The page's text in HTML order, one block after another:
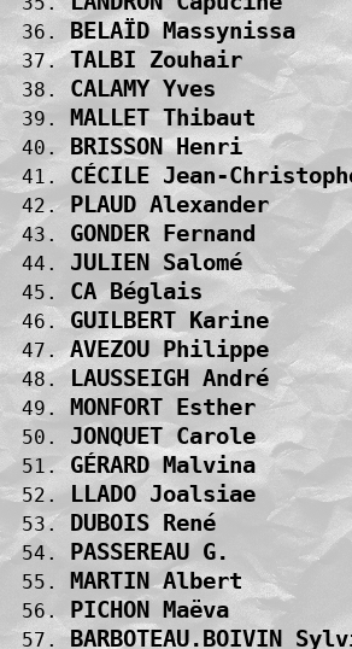
36. BELAÏD
37. TALBI Zouhair
38. CALAMY Yves
39. MALLET
40. BRISSON Henri
41. CÉCILE Jean-
42. PLAUD
43. GONDER
44. JULIEN Salomé
45. CA Béglais
46. GUILBERT
47. AVEZOU
48. LAUSSEIGH
49. MONFORT
50. JONQUET
51. GÉRARD
52. LLADO Joalsiae
53. DUBOIS René
54. PASSEREAU G.
55. MARTIN Albert
56. PICHON Maëva
57.